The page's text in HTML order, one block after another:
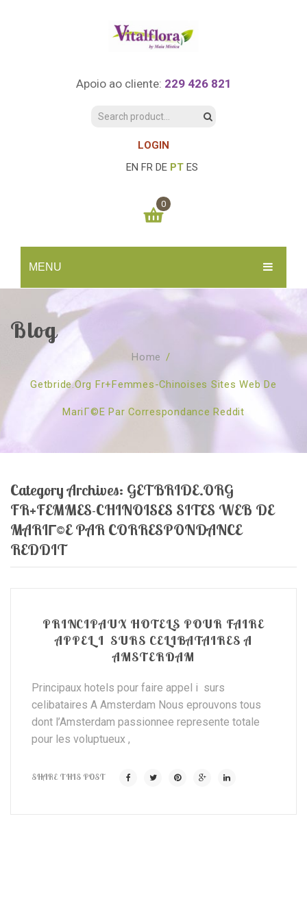
Apoio ao cliente: 229 426 821
LOGIN
EN FR DE PT ES
MENU
INÍCIO
SOBRE NÓS
Quem Somos
Revenda
Publicações
CURSOS
Agenda
Marcação Online
Curso Barras Access
Workshops – Agenda
TESTE ONLINE
CONSULTAS
Acces Facelifit
Processos corporais
Consultas Online
Bom coração
Livros
Vários
0
You have no items in your shopping cart
SUBTOTAL: 0.00€
Blog
Home /
Getbride.org Fr+femmes-Chinoises Sites Web De
MariГ©e Par Correspondance Reddit
Category Archives: GETBRIDE.ORG
FR+FEMMES-CHINOISES SITES WEB DE
MARIГ©E PAR CORRESPONDANCE
REDDIT
PRINCIPAUX HOTELS POUR FAIRE
APPEL I SURS CELIBATAIRES A
AMSTERDAM
Principaux hotels pour faire appel i surs
celibataires A Amsterdam Nous eprouvons tous
dont l’Amsterdam passionnee represente totale
pour les voluptueux ,
SHARE THIS POST